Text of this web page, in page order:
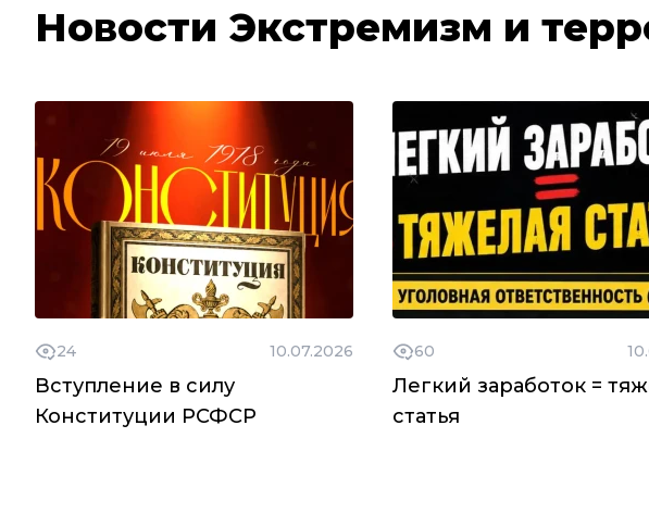
Новости Экстремизм и
24 10.07.2026
Вступление в силу
Конституции РСФСР
60
Легкий заработок =
статья